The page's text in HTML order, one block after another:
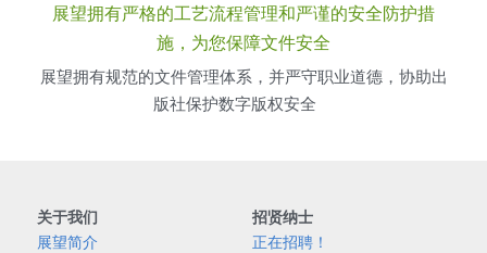
展望拥有严格的工艺流程管理和严谨的安全防护措
施，为您保障文件安全
展望拥有规范的文件管理体系，并严守职业道德，协助出
版社保护数字版权安全
关于我们
展望简介
招贤纳士
正在招聘！